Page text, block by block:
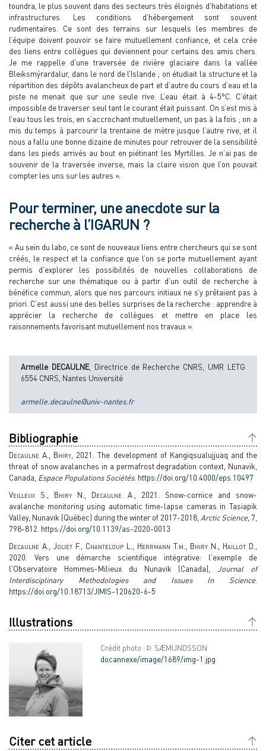
toundra, le plus souvent dans des secteurs très éloignés d’habitations et
infrastructures. Les conditions d’hébergement sont souvent
rudimentaires. Ce sont des terrains sur lesquels les membres de
l’équipe doivent pouvoir se faire mutuellement confiance, et cela crée
des liens entre collègues qui deviennent pour certains des amis chers.
Je me rappelle d’une traversée de rivière glaciaire dans la vallée
Bleiksmýrardalur, dans le nord de l’Islande ; on étudiait la structure et la
répartition des dépôts avalancheux de part et d’autre du cours d’eau et la
piste ne menait que sur une seule rive. L’eau était à 4-5°C. C’était
impossible de traverser seul tant le courant était puissant. On s’est mis à
l’eau tous les trois, en s’accrochant mutuellement, un pas à la fois ; on a
mis du temps à parcourir la trentaine de mètre jusque l’autre rive, et il
nous a fallu une bonne dizaine de minutes pour retrouver de la sensibilité
dans les pieds arrivés au bout en piétinant les Myrtilles. Je n’ai pas de
souvenir de la traversée inverse, mais la claire vision que l’on pouvait
compter les uns sur les autres ».
Pour terminer, une anecdote sur la
recherche à l’IGARUN ?
« Au sein du labo, ce sont de nouveaux liens entre chercheurs qui se sont
créés, le respect et la confiance que l’on se porte mutuellement ayant
permis d’explorer les possibilités de nouvelles collaborations de
recherche sur une thématique ou à partir d’un outil de recherche à
bénéfice commun, alors que nos parcours initiaux ne s’y prêtaient pas à
priori. C’est aussi une des belles surprises de la recherche : apprendre à
apprécier la recherche de collègues et mettre en place les
raisonnements favorisant mutuellement nos travaux ».
Armelle DECAULNE, Directrice de Recherche CNRS, UMR LETG
6554 CNRS, Nantes Université
armelle.decaulne@univ-nantes.fr
Bibliographie
Decaulne A., Bhiry, 2021. The development of Kangiqsualujjuaq and the
threat of snow avalanches in a permafrost degradation context, Nunavik,
Canada, Espace Populations Sociétés. https://doi.org/10.4000/eps.10497
Veilleux S., Bhiry N., Decaulne A.,
2021. Snow-cornice and snow-
avalanche monitoring using automatic time-lapse cameras in Tasiapik
Valley, Nunavik (Québec) during the winter of 2017-2018, Arctic Science , 7,
798-812. https://doi.org/10.1139/as-2020-0013
Decaulne A., Joliet F., Chanteloup L., Herrmann T.m., Bhiry N., Haillot D.,
2020. Vers une démarche scientifique intégrative: l'exemple de
l'Observatoire Hommes-Milieux du Nunavik (Canada), Journal of
Interdisciplinary Methodologies and Issues In Science
https://doi.org/10.18713/JIMIS-120620-6-5
Illustrations
Crédit photo : Þ. SÆMUNDSSON
docannexe/image/1689/img-1.jpg
Citer cet article